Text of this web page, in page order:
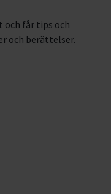
och får tips och
och berättelser.